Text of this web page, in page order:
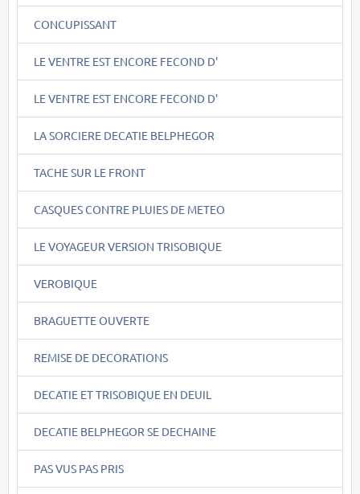
CONCUPISSANT
LE VENTRE EST ENCORE FECOND D'
LE VENTRE EST ENCORE FECOND D'
LA SORCIERE DECATIE BELPHEGOR
TACHE SUR LE FRONT
CASQUES CONTRE PLUIES DE METEO
LE VOYAGEUR VERSION TRISOBIQUE
VEROBIQUE
BRAGUETTE OUVERTE
REMISE DE DECORATIONS
DECATIE ET TRISOBIQUE EN DEUIL
DECATIE BELPHEGOR SE DECHAINE
PAS VUS PAS PRIS